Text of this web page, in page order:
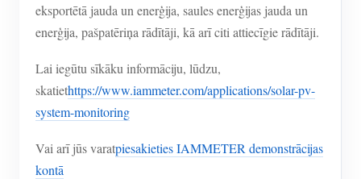
eksportētā jauda un enerģija, saules enerģijas jauda un
enerģija, pašpatēriņa rādītāji, kā arī citi attiecīgie rādītāji.
Lai iegūtu sīkāku informāciju, lūdzu,
skatiethttps://www.iammeter.com/applications/solar-pv-
system-monitoring
Vai arī jūs varatpiesakieties IAMMETER demonstrācijas
kontā